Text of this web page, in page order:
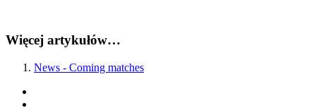
Więcej artykułów…
News - Coming matches